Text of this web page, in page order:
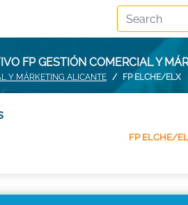
FP GESTIÓN COMERCIAL Y
Y MÁRKETING ALICANTE FP ELCHE/ELX
FP ELCHE/